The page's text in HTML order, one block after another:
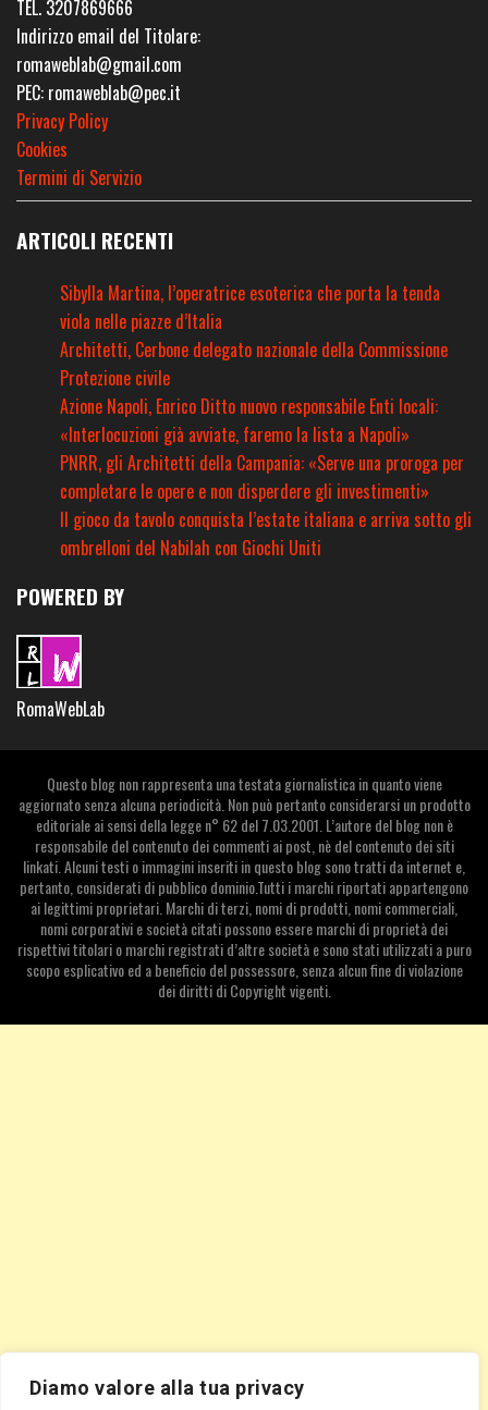
Diamo valore alla tua privacy
TEL. 3207869666
Indirizzo email del Titolare:
romaweblab@gmail.com
PEC: romaweblab@pec.it
Privacy Policy
Cookies
Termini di Servizio
ARTICOLI RECENTI
Sibylla Martina, l’operatrice esoterica che porta la tenda
viola nelle piazze d’Italia
Architetti, Cerbone delegato nazionale della Commissione
Protezione civile
Azione Napoli, Enrico Ditto nuovo responsabile Enti locali:
«Interlocuzioni già avviate, faremo la lista a Napoli»
PNRR, gli Architetti della Campania: «Serve una proroga per
completare le opere e non disperdere gli investimenti»
Il gioco da tavolo conquista l’estate italiana e arriva sotto gli
ombrelloni del Nabilah con Giochi Uniti
POWERED BY
RomaWebLab
Questo blog non rappresenta una testata giornalistica in quanto viene
aggiornato senza alcuna periodicità. Non può pertanto considerarsi un prodotto
editoriale ai sensi della legge n° 62 del 7.03.2001. L’autore del blog non è
responsabile del contenuto dei commenti ai post, nè del contenuto dei siti
linkati. Alcuni testi o immagini inseriti in questo blog sono tratti da internet e,
pertanto, considerati di pubblico dominio.Tutti i marchi riportati appartengono
ai legittimi proprietari. Marchi di terzi, nomi di prodotti, nomi commerciali,
nomi corporativi e società citati possono essere marchi di proprietà dei
rispettivi titolari o marchi registrati d’altre società e sono stati utilizzati a puro
scopo esplicativo ed a beneficio del possessore, senza alcun fine di violazione
dei diritti di Copyright vigenti.